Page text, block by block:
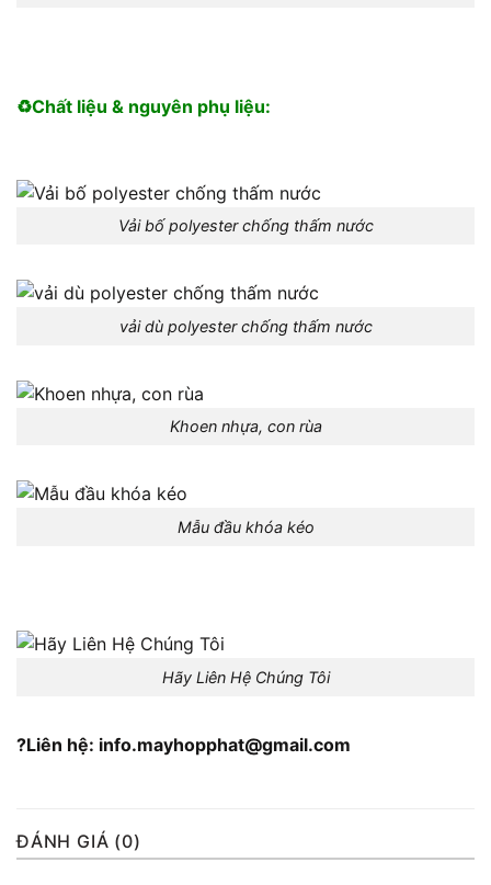
♻️Chất liệu & nguyên phụ liệu:
Vải bố polyester chống thấm nước
vải dù polyester chống thấm nước
Khoen nhựa, con rùa
Mẫu đầu khóa kéo
Hãy Liên Hệ Chúng Tôi
?Liên hệ: info.mayhopphat@gmail.com
ĐÁNH GIÁ (0)